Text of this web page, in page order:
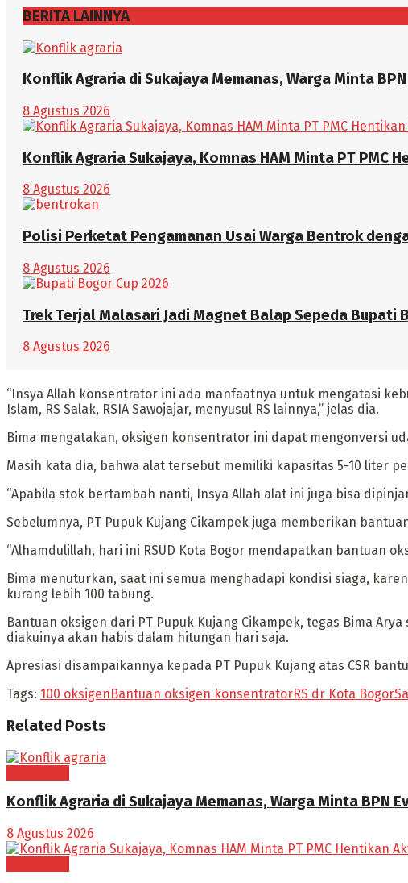
BERITA LAINNYA
Konflik Agraria di Sukajaya Memanas, Warga Minta
8 Agustus 2026
Konflik Agraria Sukajaya, Komnas HAM Minta PT PMC
8 Agustus 2026
Polisi Perketat Pengamanan Usai Warga Bentrok
8 Agustus 2026
Trek Terjal Malasari Jadi Magnet Balap Sepeda Bupati
8 Agustus 2026
“Insya Allah konsentrator ini ada manfaatnya untuk mengatasi
Islam, RS Salak, RSIA Sawojajar, menyusul RS lainnya,” jelas dia.
Bima mengatakan, oksigen konsentrator ini dapat mengonversi
Masih kata dia, bahwa alat tersebut memiliki kapasitas 5-10 liter
“Apabila stok bertambah nanti, Insya Allah alat ini juga bisa
Sebelumnya, PT Pupuk Kujang Cikampek juga memberikan
“Alhamdulillah, hari ini RSUD Kota Bogor mendapatkan bantuan
Bima menuturkan, saat ini semua menghadapi kondisi siaga,
kurang lebih 100 tabung.
Bantuan oksigen dari PT Pupuk Kujang Cikampek, tegas Bima
diakuinya akan habis dalam hitungan hari saja.
Apresiasi disampaikannya kepada PT Pupuk Kujang atas CSR
Tags: 100 oksigen Bantuan oksigen konsentratorRS dr Kota Bogor
Related Posts
Konflik Agraria di Sukajaya Memanas, Warga Minta BPN
8 Agustus 2026